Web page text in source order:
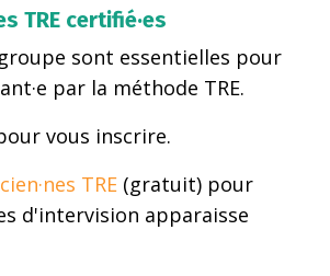
TRE certifié·es
sont essentielles pour
par la méthode TRE.
vous inscrire.
TRE (gratuit) pour
d'intervision apparaisse